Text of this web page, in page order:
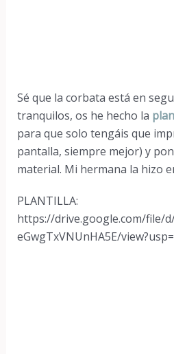
Sé que la corbata está en
tranquilos, os he hecho la
para que solo tengáis que
pantalla, siempre mejor) y
material. Mi hermana la hizo
PLANTILLA:
https://drive.google.com/file/
eGwgTxVNUnHA5E/